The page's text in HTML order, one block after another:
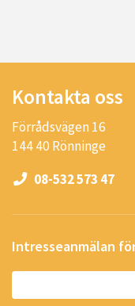
Kontakta oss
Förrådsvägen 16
144 40 Rönninge
08-532 573 47
Intresseanmälan